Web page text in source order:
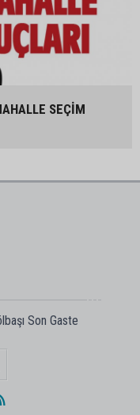
SEÇİM
Son Gaste